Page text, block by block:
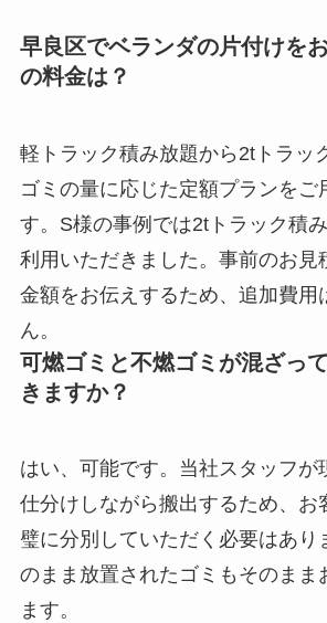
早良区でベランダの片付けを
の料金は？
軽トラック積み放題から2tトラッ
ゴミの量に応じた定額プランをご
す。S様の事例では2tトラック積
利用いただきました。事前のお見
金額をお伝えするため、追加費用
ん。
可燃ゴミと不燃ゴミが混ざっ
きますか？
はい、可能です。当社スタッフが
仕分けしながら搬出するため、お
璧に分別していただく必要はあり
のまま放置されたゴミもそのまま
ます。